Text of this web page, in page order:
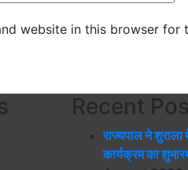
website in this browser for
Recent
राज्यपाल ने शुराला
कार्यक्रम का